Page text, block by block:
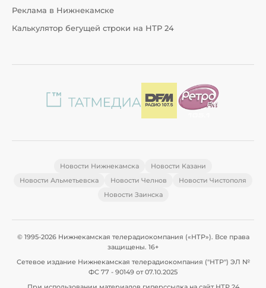
Реклама в Нижнекамске
Калькулятор бегущей строки на НТР 24
Новости Нижнекамска
Новости Казани
Новости Альметьевска
Новости Челнов
Новости Чистополя
Новости Заинска
© 1995-2026 Нижнекамская телерадиокомпания («НТР»). Все права
защищены. 16+
Сетевое издание Нижнекамская телерадиокомпания ("НТР") ЭЛ №
ФС 77 - 90149 от 07.10.2025